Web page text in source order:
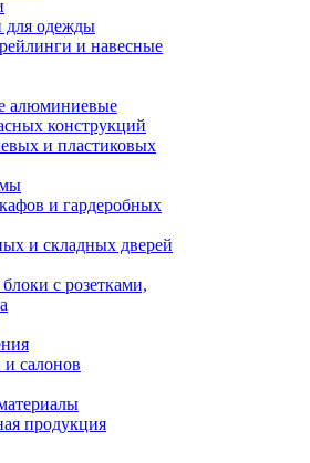
одежды
и навесные
алюминиевые
конструкций
и пластиковых
и гардеробных
и складных дверей
с розетками,
салонов
продукция